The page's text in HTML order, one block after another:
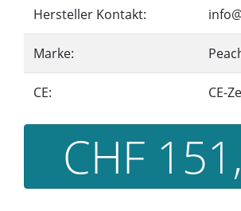
Hersteller Kontakt:
Marke:
CE: CE-
CHF